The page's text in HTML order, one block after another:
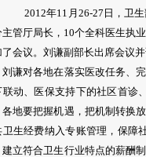
2012年11月26-27日，卫生
主管厅局长，10个全科医生执
会议。刘谦副部长出席会议并
对各地在落实医改任务、完
联动、医保支持下的社区首诊
各地要把握机遇，把机制转换
卫生经费纳入专账管理，保障
建立符合卫生行业特点的薪酬